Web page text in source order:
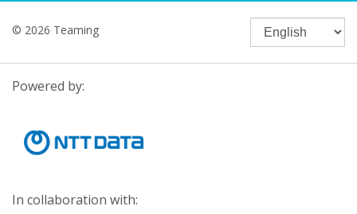
© 2026 Teaming
Powered by:
In collaboration with: